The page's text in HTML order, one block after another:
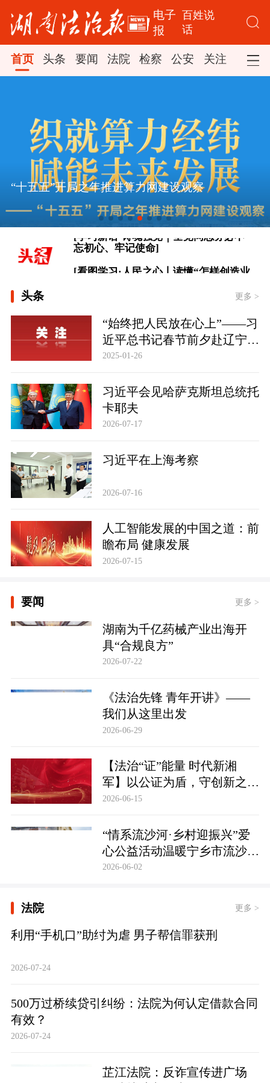
电子
报
百姓说
话
首页 头条 要闻 法院 检察 公安 关注 司法
“十五五”开局之年推进算力网建设观察
[看图学习·人民之心丨读懂“怎样创造业
绩”的实干路径]
时政新闻眼丨如何把百年大党建设得更
加坚强有力？总书记这样部署
[学习新语·铸魂强党｜全党同志务必不
忘初心、牢记使命]
[看图学习·人民之心丨读懂“怎样创造业
绩”的实干路径]
头条 更多 >
“始终把人民放在心上”——习
近平总书记春节前夕赴辽宁看
望慰问基层干部群众纪实
2025-01-26
习近平会见哈萨克斯坦总统托
卡耶夫
2026-07-17
习近平在上海考察
2026-07-16
人工智能发展的中国之道：前
瞻布局 健康发展
2026-07-15
要闻 更多 >
湖南为千亿药械产业出海开
具“合规良方”
2026-07-22
《法治先锋 青年开讲》——
我们从这里出发
2026-06-29
【法治“证”能量 时代新湘
军】以公证为盾，守创新之魂
湖南青年公证人为知识产权保
2026-06-15
“情系流沙河·乡村迎振兴”爱
心公益活动温暖宁乡市流沙河
镇
2026-06-02
法院 更多 >
利用“手机口”助纣为虐 男子帮信罪获刑
2026-07-24
500万过桥续贷引纠纷：法院为何认定借款合同
有效？
2026-07-24
芷江法院：反诈宣传进广场